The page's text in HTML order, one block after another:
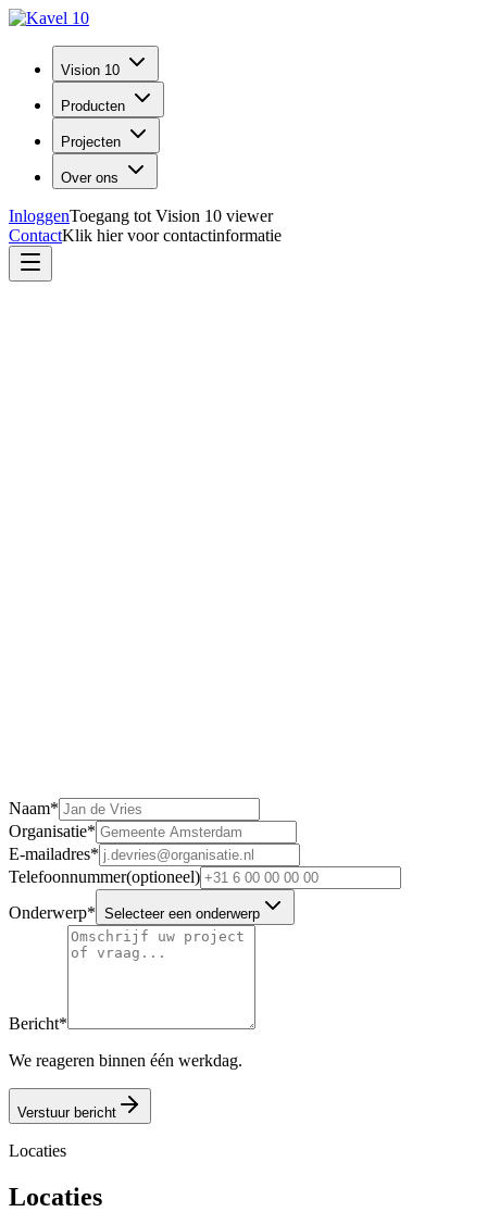
Vision 10
Producten
Projecten
Over ons
InloggenToegang tot Vision 10 viewer
ContactKlik hier voor contactinformatie
Naam*
Organisatie*
E-mailadres*
Telefoonnummer(optioneel)
Onderwerp* Selecteer een onderwerp
Bericht*
We reageren binnen één werkdag.
Verstuur bericht
Locaties
Locaties